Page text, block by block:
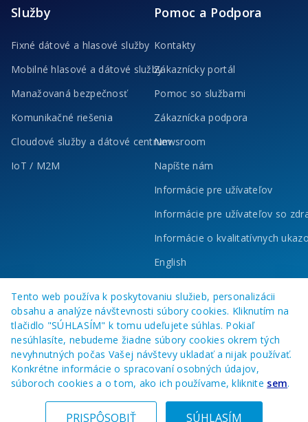
Služby
Fixné dátové a hlasové služby
Mobilné hlasové a dátové služby
Manažovaná bezpečnosť
Komunikačné riešenia
Cloudové služby a dátové centrum
IoT / M2M
Pomoc a Podpora
Kontakty
Zákaznícky portál
Pomoc so službami
Zákaznícka podpora
Newsroom
Napíšte nám
Informácie pre užívateľov
Informácie pre užívateľov so
Informácie o kvalitatívnych
English
Všetky práva vyhradené
Tento web používa k poskytovaniu služieb, personalizácii
obsahu a analýze návštevnosti súbory cookies. Kliknutím na
tlačidlo "SÚHLASÍM" k tomu udeľujete súhlas. Pokiaľ
nesúhlasíte, nebudeme žiadne súbory cookies okrem tých
nevyhnutných počas Vašej návštevy ukladať a nijak používať.
Konkrétne informácie o spracovaní osobných údajov,
súboroch cookies a o tom, ako ich používame, kliknite sem.
PRISPÔSOBIŤ SÚHLASÍM